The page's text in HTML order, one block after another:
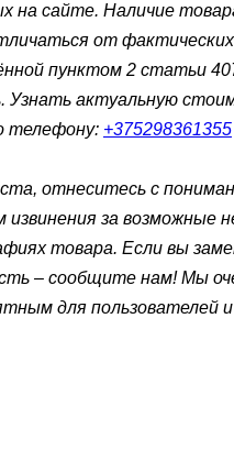
на сайте. Наличие
от
пунктом 2 статьи
Узнать актуальную
телефону: +375298361355
отнеситесь с
извинения за возможные
товара. Если вы
– сообщите нам! Мы
для пользователей